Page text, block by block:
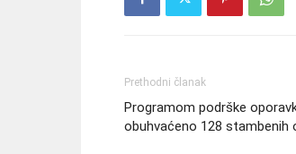
Prethodni članak
Programom podrške
obuhvaćeno 128 stambenih